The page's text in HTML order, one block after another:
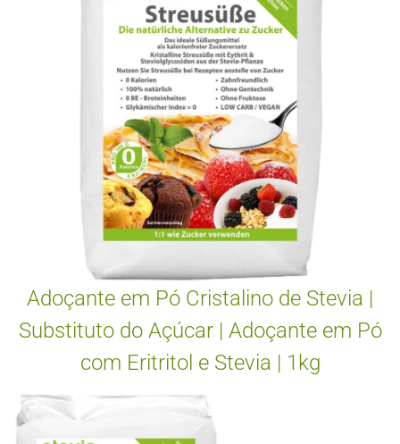
Adoçante em Pó Cristalino de Stevia |
Substituto do Açúcar | Adoçante em Pó
com Eritritol e Stevia | 1kg